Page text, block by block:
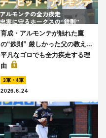
育成・アルモンテが触れた鷹
の“鉄則” 厳しかった父の教え...
平凡なゴロでも全力疾走する理
由
3軍・4軍
2026.6.24